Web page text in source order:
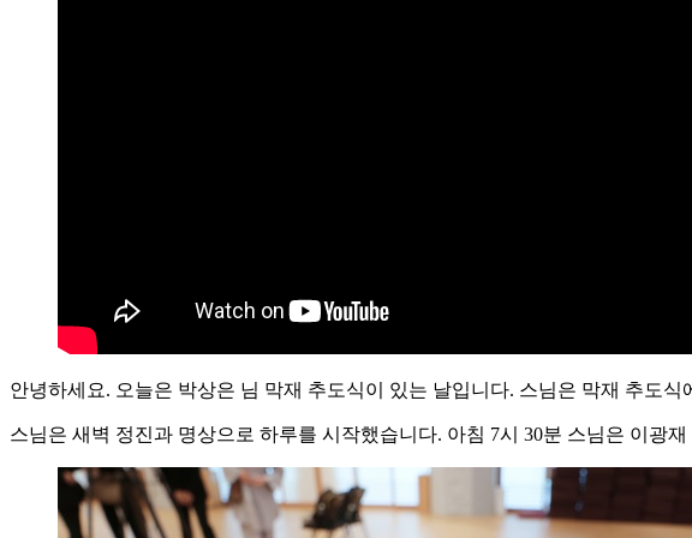
안녕하세요. 오늘은 박상은 님 막재 추도식이 있는 날입니다. 스님은 막재 추도
스님은 새벽 정진과 명상으로 하루를 시작했습니다. 아침 7시 30분 스님은 이광